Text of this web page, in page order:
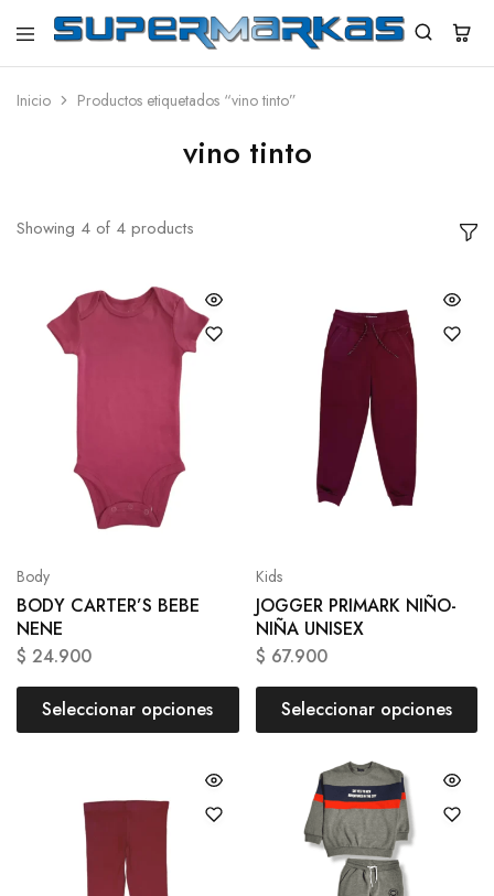
SuperMarkas
Ropa
con
Inicio Productos etiquetados “vino tinto”
vino tinto
Showing 4 of 4 products
Body
BODY CARTER’S BEBE
NENE
$ 24.900
Seleccionar opciones
Kids
JOGGER PRIMARK NIÑO-
NIÑA UNISEX
$ 67.900
Seleccionar opciones